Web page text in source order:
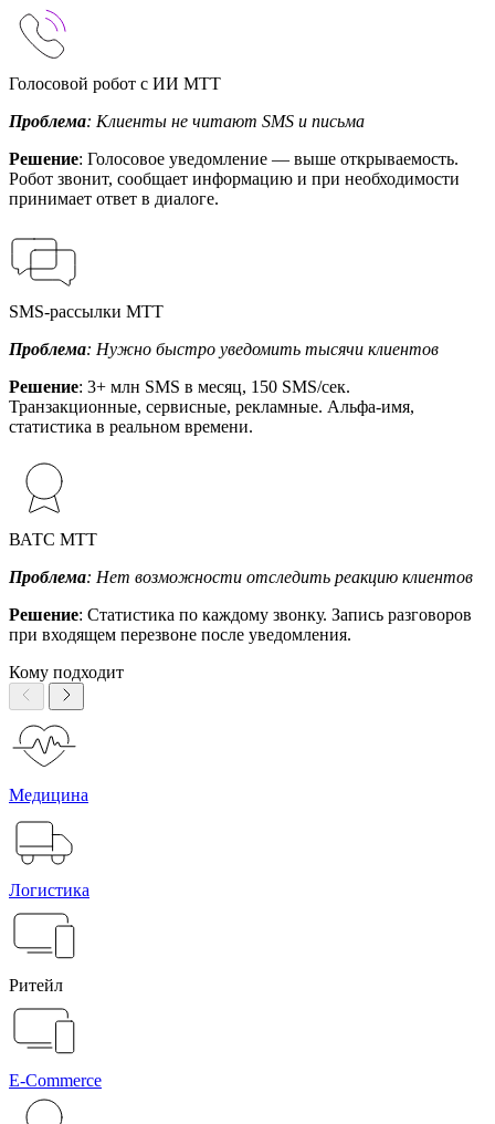
Голосовой робот с ИИ МТТ
Проблема: Клиенты не читают SMS и письма
Решение: Голосовое уведомление — выше открываемость.
Робот звонит, сообщает информацию и при необходимости
принимает ответ в диалоге.
SMS-рассылки МТТ
Проблема: Нужно быстро уведомить тысячи клиентов
Решение: 3+ млн SMS в месяц, 150 SMS/сек.
Транзакционные, сервисные, рекламные. Альфа-имя,
статистика в реальном времени.
ВАТС МТТ
Проблема: Нет возможности отследить реакцию клиентов
Решение: Статистика по каждому звонку. Запись разговоров
при входящем перезвоне после уведомления.
Кому подходит
Медицина
Логистика
Ритейл
E-Commerce